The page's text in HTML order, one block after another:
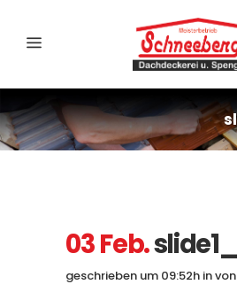
03 Feb.
geschrieben um 09:52h invon